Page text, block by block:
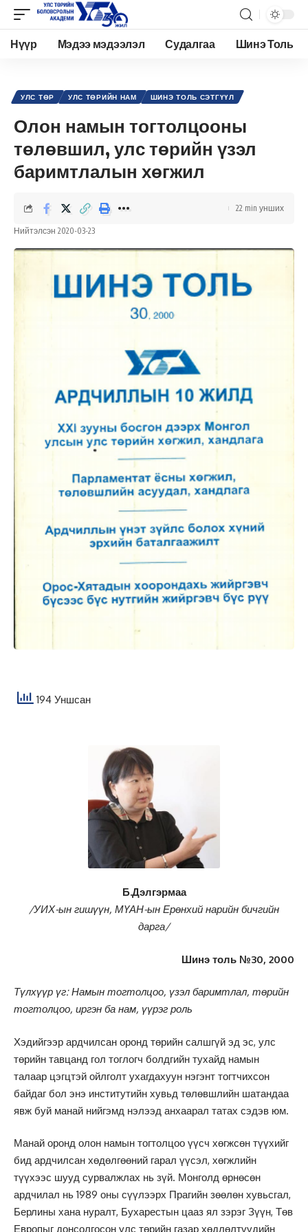
Нүүр Мэдээ мэдээлэл Судалгаа Шинэ Толь
УЛС ТӨР УЛС ТӨРИЙН НАМ ШИНЭ ТОЛЬ СЭТГҮҮЛ
Олон намын тогтолцооны
төлөвшил, улс төрийн үзэл
баримтлалын хөгжил
Нийтэлсэн 2020-03-23
22 min унших
194 Уншсан
Б.Дэлгэрмаа
/УИХ-ын гишүүн, МҮАН-ын Ерөнхий нарийн бичгийн
дарга/
Шинэ толь №30, 2000
Түлхүүр үг: Намын тогтолцоо, үзэл баримтлал, төрийн
тогтолцоо, иргэн ба нам, үүрэг роль
Хэдийгээр ардчилсан оронд төрийн салшгүй эд эс, улс
төрийн тавцанд гол тоглогч болдгийн тухайд намын
талаар цэгцтэй ойлголт ухагдахуун нэгэнт тогтчихсон
байдаг бол энэ институтийн хувьд төлөвшлийн шатандаа
явж буй манай нийгэмд нэлээд анхаарал татах сэдэв юм.
Манай оронд олон намын тогтолцоо үүсч хөгжсөн түүхийг
бид ардчилсан хөдөлгөөний гарал үүсэл, хөгжлийн
түүхээс шууд сурвалжлах нь зүй. Монголд өрнөсөн
ардчилал нь 1989 оны сүүлээрх Прагийн зөөлөн хувьсгал,
Берлины хана нуралт, Бухарестын цааз ял зэрэг Зүүн, Төв
Европыг донсолгосон улс төрийн газар хөдлөлтүүдийн